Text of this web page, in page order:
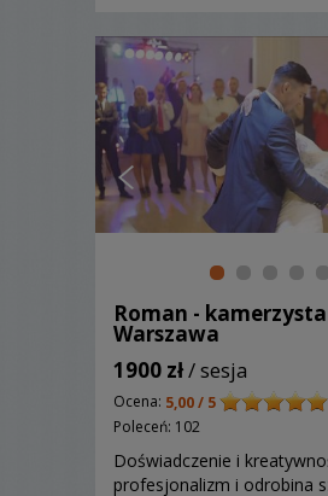
Roman - kamerzysta
Warszawa
1900 zł/ sesja
Ocena: 5,00 / 5
Poleceń: 102
Doświadczenie i
profesjonalizm i odrobina